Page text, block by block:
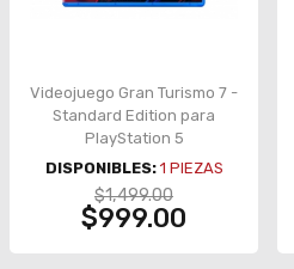
Videojuego Gran Turismo 7 -
Standard Edition para
PlayStation 5
DISPONIBLES: 1 PIEZAS
$1,499.00
$999.00